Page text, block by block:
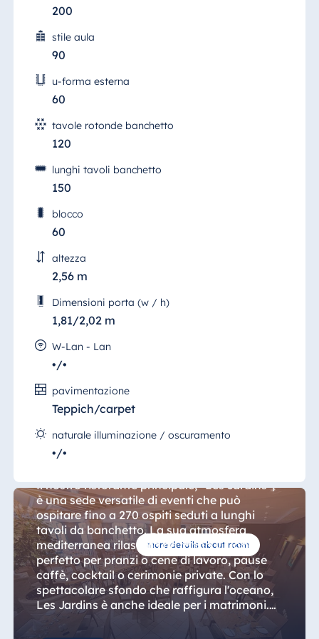
Egitto
Jolie Ville Resort
& Casino Sharm
El Sheikh
Albania
Hotel Plaza
Tirana
Resort Marina
Bay
Bulgaria
Hotel Paradise
Blue Albena
Hotel Amelia
Cina
Hotel Taicang
Garden
Conference
Center Taicang
Italia
Resort Calabria
200
stile aula
90
u-forma esterna
60
tavole rotonde banchetto
120
lunghi tavoli banchetto
150
blocco
60
altezza
2,56 m
Dimensioni porta (w / h)
1,81/2,02 m
W-Lan - Lan
•/•
pavimentazione
Teppich/carpet
naturale illuminazione / oscuramento
•/•
more details about room
Ristorante Les Jardins
Il nostro ristorante principale, "Les Jardins",
è una sede versatile di eventi che può
ospitare fino a 270 ospiti seduti a lunghi
tavoli da banchetto. La sua atmosfera
mediterranea rilassata ne fanno il luogo
perfetto per pranzi o cene di lavoro, pause
caffè, cocktail o cerimonie private. Con lo
spettacolare sfondo che raffigura l'oceano,
Les Jardins è anche ideale per i matrimoni.
Che si tratti di una celebrazione stravagante
o di una riunione intima con famiglia e amici,